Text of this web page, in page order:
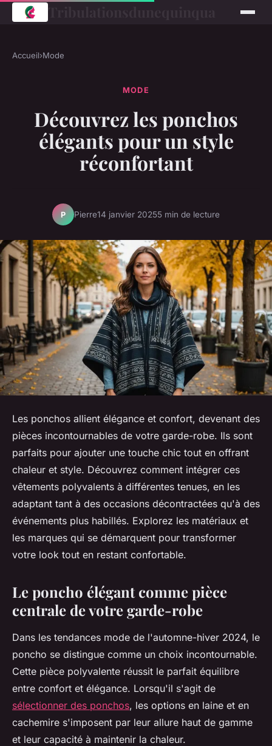
Accueil›Mode
MODE
Découvrez les ponchos
élégants pour un style
réconfortant
P Pierre14 janvier 20255 min de lecture
Les ponchos allient élégance et confort, devenant des
pièces incontournables de votre garde-robe. Ils sont
parfaits pour ajouter une touche chic tout en offrant
chaleur et style. Découvrez comment intégrer ces
vêtements polyvalents à différentes tenues, en les
adaptant tant à des occasions décontractées qu'à des
événements plus habillés. Explorez les matériaux et
les marques qui se démarquent pour transformer
votre look tout en restant confortable.
Le poncho élégant comme pièce
centrale de votre garde-robe
Dans les tendances mode de l'automne-hiver 2024, le
poncho se distingue comme un choix incontournable.
Cette pièce polyvalente réussit le parfait équilibre
entre confort et élégance. Lorsqu'il s'agit de
sélectionner des ponchos, les options en laine et en
cachemire s'imposent par leur allure haut de gamme
et leur capacité à maintenir la chaleur.